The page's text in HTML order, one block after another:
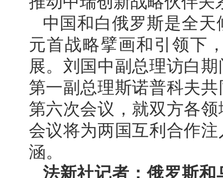
中国和白俄罗斯是全
元首战略擘画和引领下
展。刘国中副总理访白
第一副总理斯诺普科夫
第六次会议，就双方各
会议将为两国互利合作
涵。
法新社记者：俄罗斯